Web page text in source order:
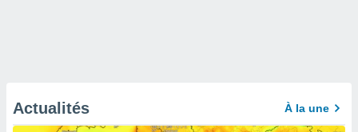
Actualités À la une